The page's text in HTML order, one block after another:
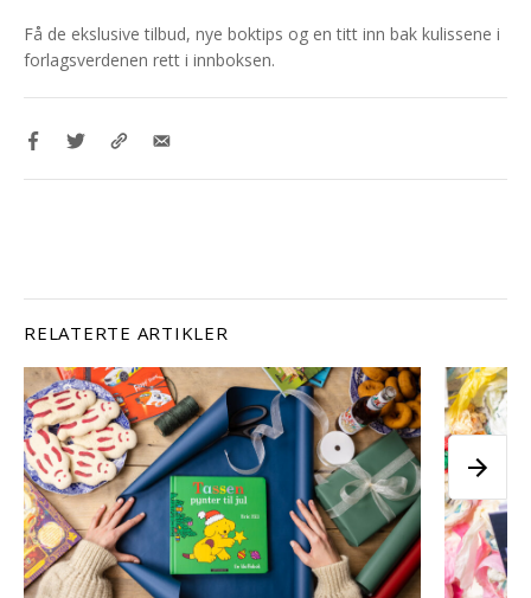
Få de ekslusive tilbud, nye boktips og en titt inn bak kulissene i
forlagsverdenen rett i innboksen.
RELATERTE ARTIKLER